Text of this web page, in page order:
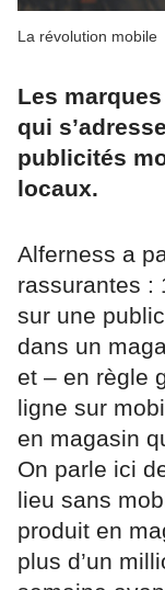
La révolution mobile
Les
qui
publicités
locaux.
Alferness a
rassurantes :
sur une
dans un
et – en règle
ligne sur
en magasin
On parle ici
lieu sans
produit en
plus d’un